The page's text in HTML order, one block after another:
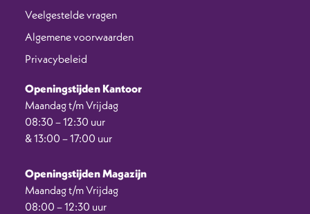
Veelgestelde vragen
Algemene voorwaarden
Privacybeleid
Openingstijden Kantoor
Maandag t/m Vrijdag
08:30 – 12:30 uur
& 13:00 – 17:00 uur
Openingstijden Magazijn
Maandag t/m Vrijdag
08:00 – 12:30 uur